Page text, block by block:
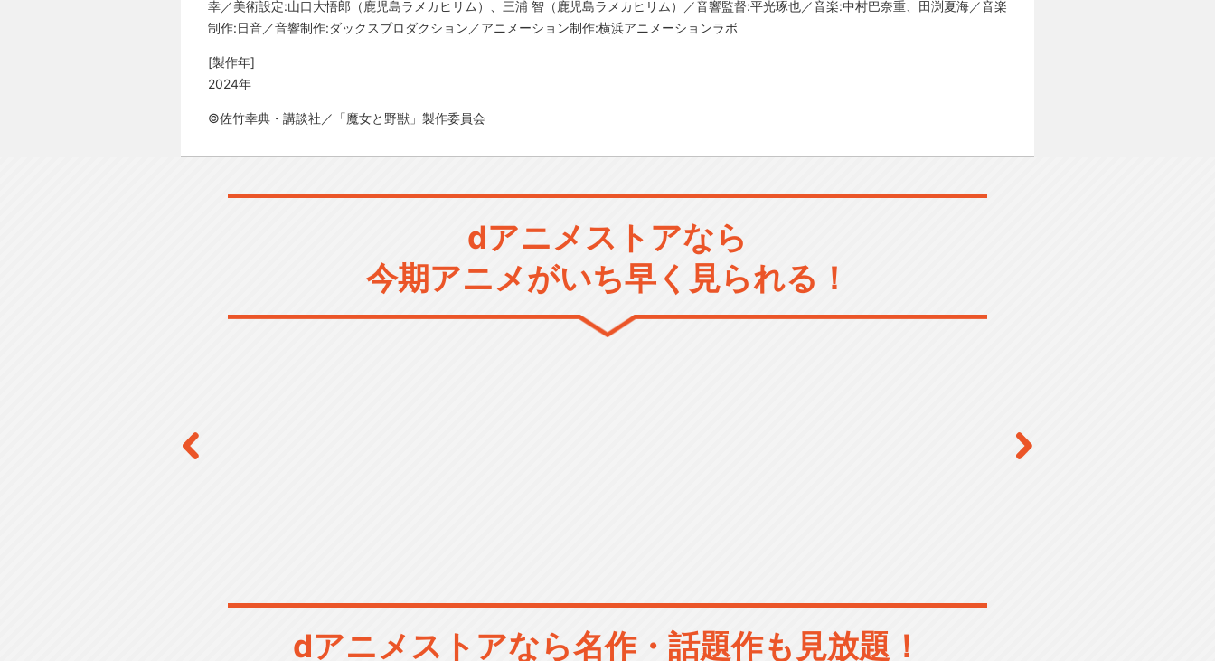
幸／美術設定:山口大悟郎（鹿児島ラメカヒリム）、三浦 智（鹿児島ラメカヒリム）／音響監督:平光琢也／音楽:中村巴奈重、田渕夏海／音楽
制作:日音／音響制作:ダックスプロダクション／アニメーション制作:横浜アニメーションラボ
[製作年]
2024年
©佐竹幸典・講談社／「魔女と野獣」製作委員会
dアニメストアなら
今期アニメがいち早く見られる！
dアニメストアなら名作・話題作も見放題！